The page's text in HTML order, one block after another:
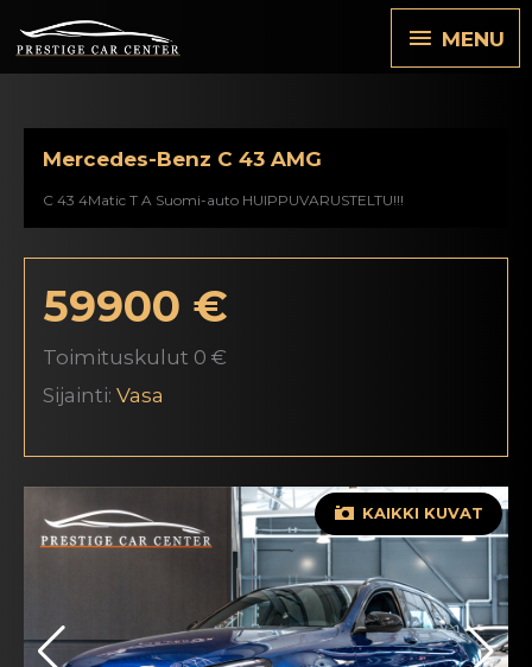
till
innehåll
MENU
MENU
Mercedes-Benz C 43 AMG
C 43 4Matic T A Suomi-auto HUIPPUVARUSTELTU!!!
59900 €
Toimituskulut 0 €
Sijainti: Vasa
KAIKKI KUVAT